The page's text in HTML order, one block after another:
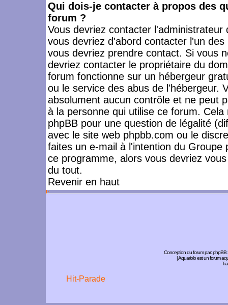
Qui dois-je contacter à propos des
forum ?
Vous devriez contacter
vous devriez d'abord contacter l'un
vous devriez prendre contact. Si vous
devriez contacter le propriétaire du
forum fonctionne sur un hébergeur
ou le service des abus de l'hébergeur.
absolument aucun contrôle et ne peut
à la personne qui utilise ce forum.
phpBB pour une question de légalité
avec le site web phpbb.com ou le
faites un e-mail à l'intention du
ce programme, alors vous devriez
du tout.
Revenir en haut
Conception du forum par:phpBB
| Aquariolo est un forum